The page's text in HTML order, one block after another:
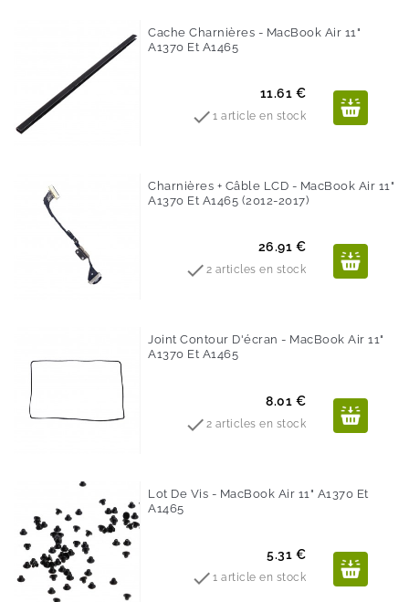
Cache Charnières - MacBook Air 11"
A1370 Et A1465
Prix
11.61 €
1 article en stock
Charnières + Câble LCD - MacBook Air 11"
A1370 Et A1465 (2012-2017)
Prix
26.91 €
 2 articles en stock
Joint Contour D'écran - MacBook Air 11"
A1370 Et A1465
Prix
8.01 €
 2 articles en stock
Lot De Vis - MacBook Air 11" A1370 Et
A1465
Prix
5.31 €
1 article en stock